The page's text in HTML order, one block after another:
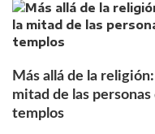
Más allá de la
mitad de las
templos